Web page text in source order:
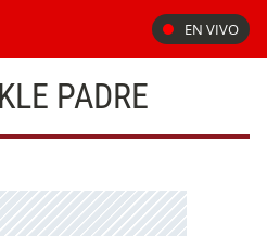
EN VIVO
PADRE